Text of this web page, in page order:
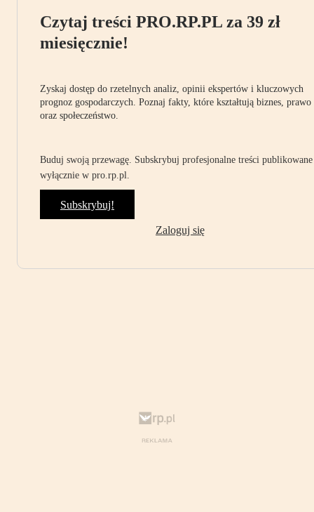
Czytaj treści PRO.RP.PL za 39 zł
miesięcznie!
Zyskaj dostęp do rzetelnych analiz, opinii ekspertów i kluczowych
prognoz gospodarczych. Poznaj fakty, które kształtują biznes, prawo
oraz społeczeństwo.
Buduj swoją przewagę. Subskrybuj profesjonalne treści publikowane
wyłącznie w pro.rp.pl.
Subskrybuj!
Zaloguj się